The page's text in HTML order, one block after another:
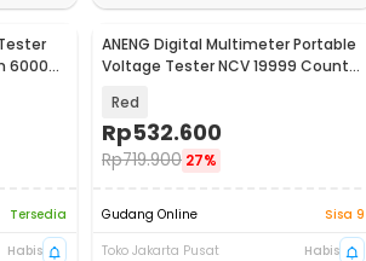
6000
Tersedia
Habis
Baru
ANENG Digital Multimeter Portable
Voltage Tester NCV 19999 Counts
Red
Rp532.600
Rp719.900 27%
Gudang Online
Sisa 9
Toko Jakarta Pusat
Habis